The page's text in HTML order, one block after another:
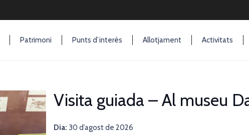
Patrimoni Punts d’interès Allotjament Activitats
Visita guiada – Al museu
Dia: 30 d’agost de 2026